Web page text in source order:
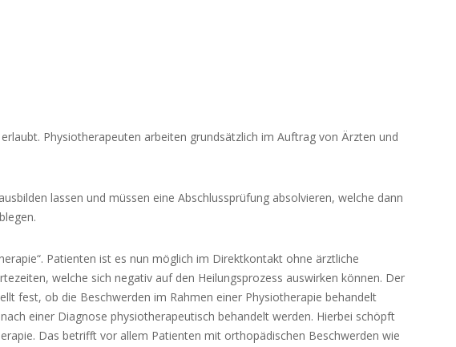
Physiotherapeuten arbeiten grundsätzlich im Auftrag von Ärzten und
lassen und müssen eine Abschlussprüfung absolvieren, welche dann
Patienten ist es nun möglich im Direktkontakt ohne ärztliche
welche sich negativ auf den Heilungsprozess auswirken können. Der
fest, ob die Beschwerden im Rahmen einer Physiotherapie behandelt
einer Diagnose physiotherapeutisch behandelt werden. Hierbei schöpft
Das betrifft vor allem Patienten mit orthopädischen Beschwerden wie